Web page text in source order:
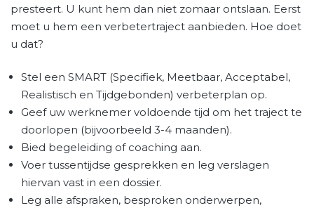
presteert. U kunt hem dan niet zomaar ontslaan. Eerst
moet u hem een verbetertraject aanbieden. Hoe doet
u dat?
Stel een SMART (Specifiek, Meetbaar, Acceptabel,
Realistisch en Tijdgebonden) verbeterplan op.
Geef uw werknemer voldoende tijd om het traject te
doorlopen (bijvoorbeeld 3-4 maanden).
Bied begeleiding of coaching aan.
Voer tussentijdse gesprekken en leg verslagen
hiervan vast in een dossier.
Leg alle afspraken, besproken onderwerpen,